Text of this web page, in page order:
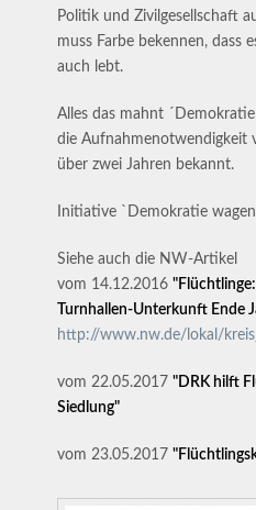
Politik und Zivilgesellschaft
muss Farbe bekennen, dass
auch lebt.
Alles das mahnt
die Aufnahmenotwendigkeit
über zwei Jahren bekannt.
Initiative `Demokratie
Siehe auch die NW-Artikel
vom 14.12.2016
Turnhallen-Unterkunft Ende
http://www.nw.de/lokal/
vom 22.05.2017"DRK hilft
Siedlung"
vom 23.05.2017